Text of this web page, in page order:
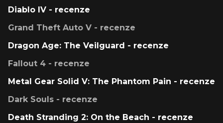
Diablo IV - recenze
Grand Theft Auto V - recenze
Dragon Age: The Veilguard - recenze
Fallout 4 - recenze
Metal Gear Solid V: The Phantom Pain - recenze
Dark Souls - recenze
Death Stranding 2: On the Beach - recenze